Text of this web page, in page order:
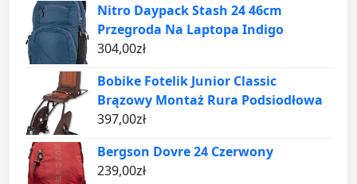
Nitro Daypack Stash 24 46cm
Przegroda Na Laptopa Indigo
304,00zł
Bobike Fotelik Junior Classic
Brązowy Montaż Rura Podsiodłowa
397,00zł
Bergson Dovre 24 Czerwony
239,00zł